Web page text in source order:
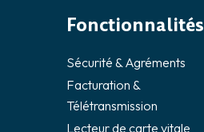
Fonctionnalités
Sécurité & Agréments
Facturation &
Télétransmission
Lecteur de carte vitale